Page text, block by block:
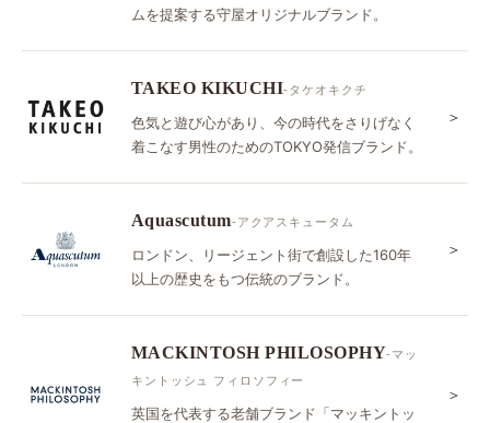
ムを提案する守屋オリジナルブランド。
TAKEO KIKUCHI-タケオキクチ
色気と遊び心があり、今の時代をさりげなく
着こなす男性のためのTOKYO発信ブランド。
＞
Aquascutum-アクアスキュータム
ロンドン、リージェント街で創設した160年
以上の歴史をもつ伝統のブランド。
＞
MACKINTOSH PHILOSOPHY-マッ
キントッシュ フィロソフィー
英国を代表する老舗ブランド「マッキントッ
＞